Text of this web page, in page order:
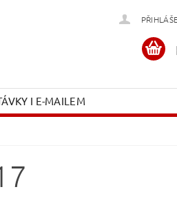
I E-MAILEM